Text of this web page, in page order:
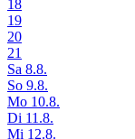
18
19
20
21
Sa 8.8.
So 9.8.
Mo 10.8.
Di 11.8.
Mi 12.8.